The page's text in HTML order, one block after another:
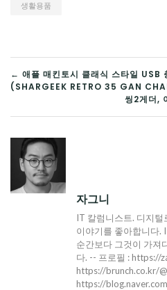
생활용품
글
탐
색
← 애플 매킨토시 클래식 스타일 USB
(SHARGEEK RETRO 35 GAN
씽2게더,
자그니
IT 칼럼니스트. 디지털
이야기를 좋아합니다.
순간보다 그것이 가져
다. -- 프로필 : https://
https://brunch.co.kr/
https://